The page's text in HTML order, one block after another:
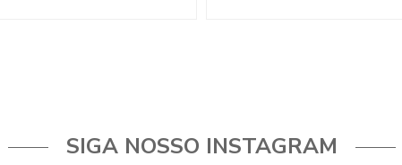
SIGA NOSSO INSTAGRAM